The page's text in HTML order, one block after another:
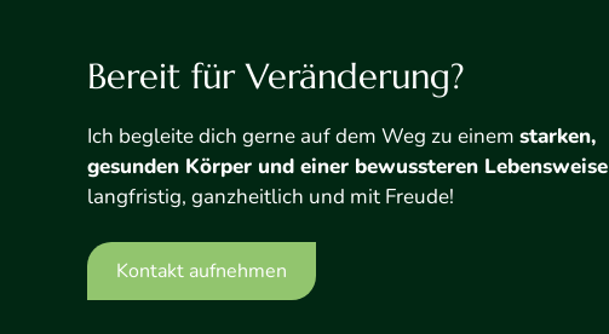
Bereit für Veränderung?
Ich begleite dich gerne auf dem Weg zu einem starken,
gesunden Körper und einer bewussteren Lebensweise
langfristig, ganzheitlich und mit Freude!
Kontakt aufnehmen